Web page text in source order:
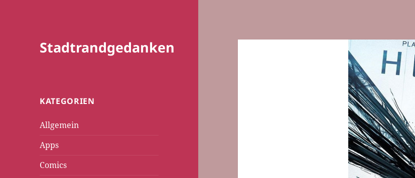
Stadtrandgedanken
KATEGORIEN
Allgemein
Apps
Comics